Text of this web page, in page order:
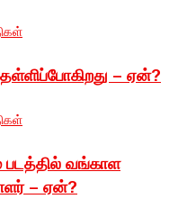
– ஏன்?
வங்காள
– ஏன்?